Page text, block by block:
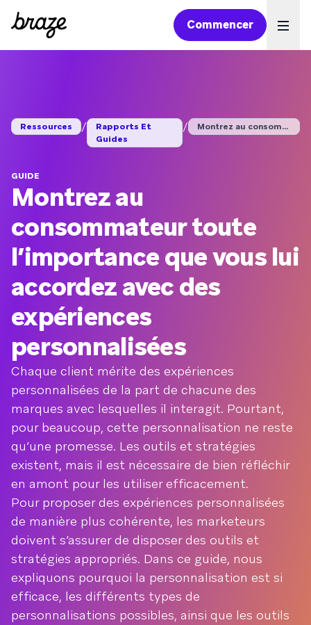
Commencer
Ressources /
Rapports Et
Guides
/ Montrez au consommat...
GUIDE
Montrez au
consommateur toute
l’importance que vous lui
accordez avec des
expériences
personnalisées
Chaque client mérite des expériences
personnalisées de la part de chacune des
marques avec lesquelles il interagit. Pourtant,
pour beaucoup, cette personnalisation ne reste
qu’une promesse. Les outils et stratégies
existent, mais il est nécessaire de bien réfléchir
en amont pour les utiliser efficacement.
Pour proposer des expériences personnalisées
de manière plus cohérente, les marketeurs
doivent s’assurer de disposer des outils et
stratégies appropriés. Dans ce guide, nous
expliquons pourquoi la personnalisation est si
efficace, les différents types de
personnalisations possibles, ainsi que les outils